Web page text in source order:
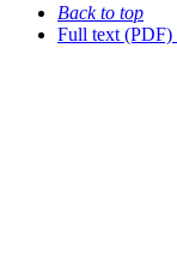
Back to top
Full text (PDF)